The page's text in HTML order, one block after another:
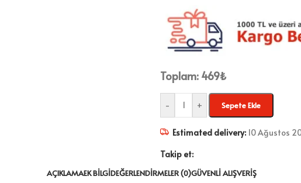
Toplam: 469₺
- + Sepete Ekle
Estimated delivery: 10 Ağustos
Takip et:
AÇIKLAMAEK BILGIDEĞERLENDIRMELER (0)GÜVENLI ALIŞVERIŞ